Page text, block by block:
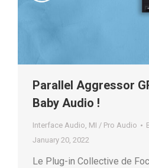
Parallel Aggressor
Baby Audio !
Interface Audio, MI / Pro Audio
January 20, 2022
Le Plug-in Collective de